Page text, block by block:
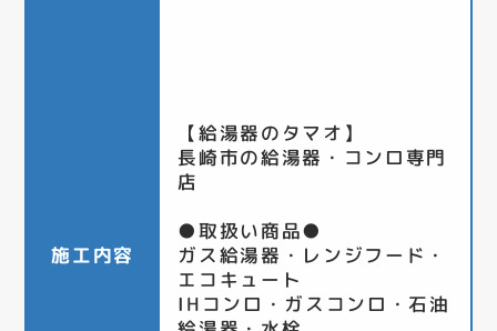
施工内容
【給湯器のタマオ】
長崎市の給湯器・コンロ専門
店
●取扱い商品●
ガス給湯器・レンジフード・
エコキュート
IHコンロ・ガスコンロ・石油